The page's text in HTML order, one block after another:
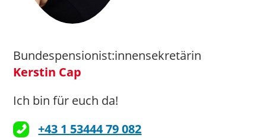
Bundespensionist:innensekretärin
Kerstin Cap
Ich bin für euch da!
+43 1 53444 79 082